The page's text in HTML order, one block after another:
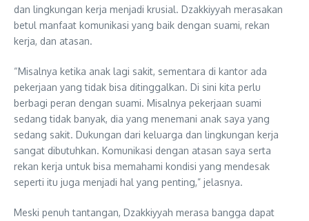
dan lingkungan kerja menjadi krusial. Dzakkiyyah merasakan
betul manfaat komunikasi yang baik dengan suami, rekan
kerja, dan atasan.
“Misalnya ketika anak lagi sakit, sementara di kantor ada
pekerjaan yang tidak bisa ditinggalkan. Di sini kita perlu
berbagi peran dengan suami. Misalnya pekerjaan suami
sedang tidak banyak, dia yang menemani anak saya yang
sedang sakit. Dukungan dari keluarga dan lingkungan kerja
sangat dibutuhkan. Komunikasi dengan atasan saya serta
rekan kerja untuk bisa memahami kondisi yang mendesak
seperti itu juga menjadi hal yang penting,” jelasnya.
Meski penuh tantangan, Dzakkiyyah merasa bangga dapat